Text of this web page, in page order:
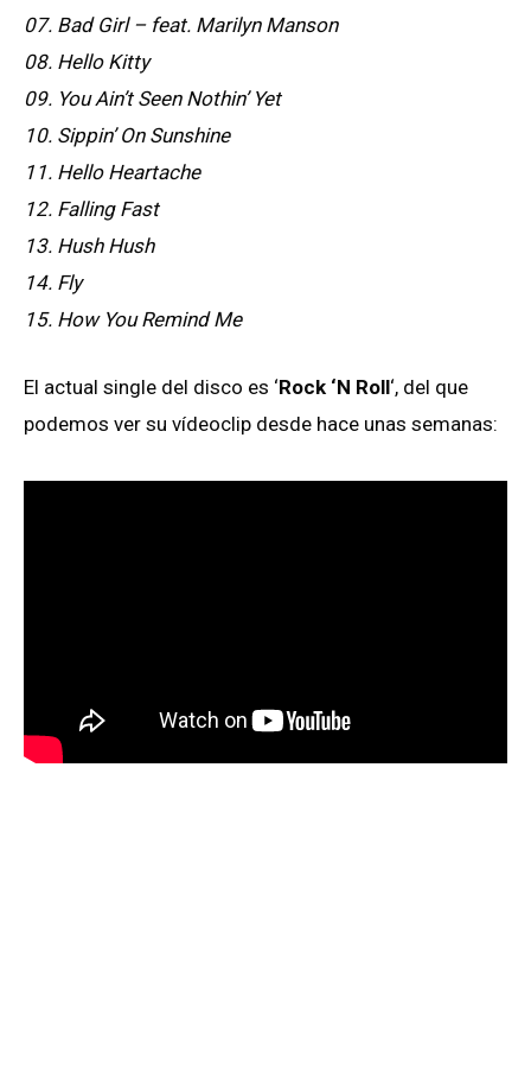
07. Bad Girl – feat. Marilyn Manson
08. Hello Kitty
09. You Ain’t Seen Nothin’ Yet
10. Sippin’ On Sunshine
11. Hello Heartache
12. Falling Fast
13. Hush Hush
14. Fly
15. How You Remind Me
El actual single del disco es ‘Rock ‘N Roll‘, del que
podemos ver su vídeoclip desde hace unas semanas: